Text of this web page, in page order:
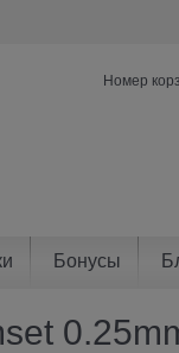
Номер
Бонусы